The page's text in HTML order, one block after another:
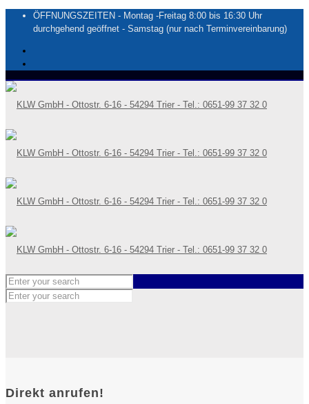
ÖFFNUNGSZEITEN - Montag -Freitag 8:00 bis 16:30 Uhr
durchgehend geöffnet - Samstag (nur nach Terminvereinbarung)
Direkt anrufen!